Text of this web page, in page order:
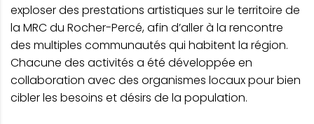
exploser des prestations artistiques sur le territoire de
la MRC du Rocher-Percé, afin d’aller à la rencontre
des multiples communautés qui habitent la région.
Chacune des activités a été développée en
collaboration avec des organismes locaux pour bien
cibler les besoins et désirs de la population.